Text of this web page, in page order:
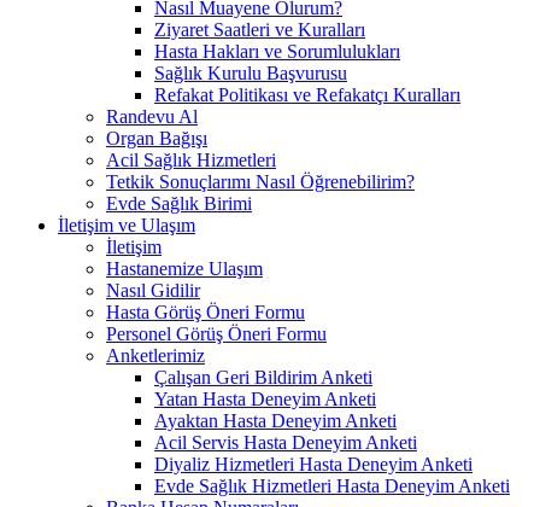
Nasıl Muayene Olurum?
Ziyaret Saatleri ve Kuralları
Hasta Hakları ve Sorumlulukları
Sağlık Kurulu Başvurusu
Refakat Politikası ve Refakatçı Kuralları
Randevu Al
Organ Bağışı
Acil Sağlık Hizmetleri
Tetkik Sonuçlarımı Nasıl Öğrenebilirim?
Evde Sağlık Birimi
İletişim ve Ulaşım
İletişim
Hastanemize Ulaşım
Nasıl Gidilir
Hasta Görüş Öneri Formu
Personel Görüş Öneri Formu
Anketlerimiz
Çalışan Geri Bildirim Anketi
Yatan Hasta Deneyim Anketi
Ayaktan Hasta Deneyim Anketi
Acil Servis Hasta Deneyim Anketi
Diyaliz Hizmetleri Hasta Deneyim Anketi
Evde Sağlık Hizmetleri Hasta Deneyim Anketi